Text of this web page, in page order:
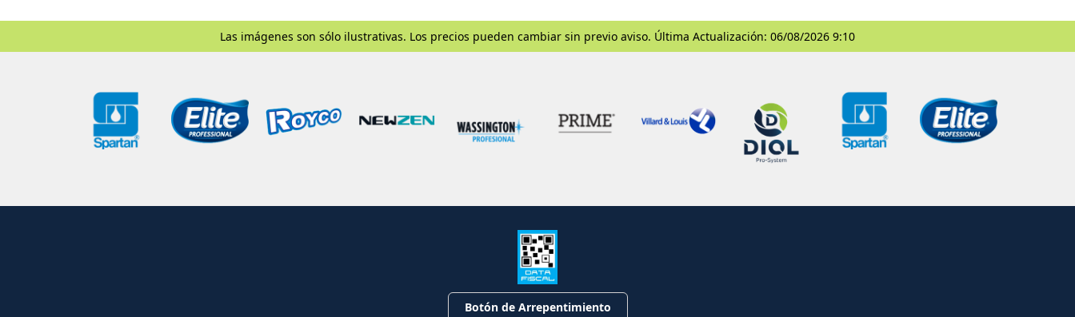
Las imágenes son sólo ilustrativas. Los precios pueden cambiar sin previo aviso. Última Actualización: 06/08/2026 9:10
Botón de Arrepentimiento